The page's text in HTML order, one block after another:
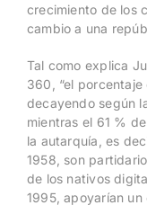
crecimiento de los
cambio a una
Tal como explica
360, “el
decayendo según
mientras el 61 %
la autarquía, es
1958, son
de los nativos
1995, apoyarían un